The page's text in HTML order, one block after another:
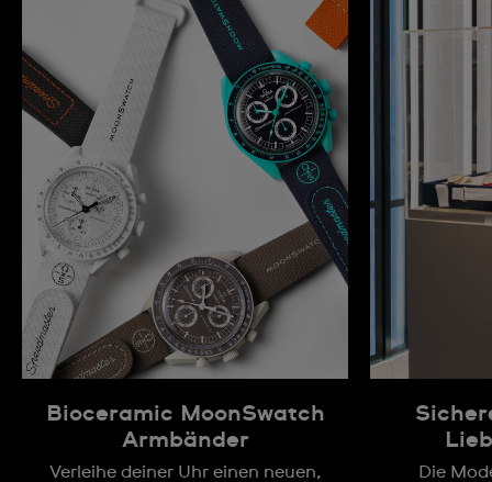
Bioceramic MoonSwatch
Armbänder
Verleihe deiner Uhr einen neuen,
Die